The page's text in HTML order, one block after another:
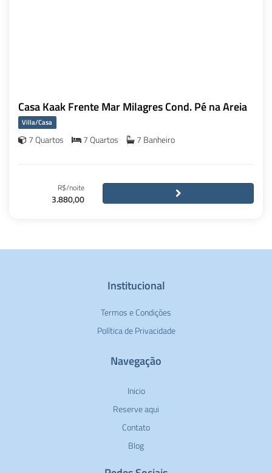
Casa Kaak Frente Mar Milagres Cond. Pé na Areia
Villa/Casa
7 Quartos 7 Quartos 7 Banheiro
R$/noite
3.880,00
Institucional
Termos e Condições
Política de Privacidade
Navegação
Inicio
Reserve aqui
Contato
Blog